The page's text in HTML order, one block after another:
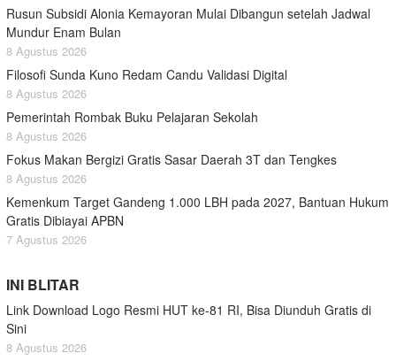
Rusun Subsidi Alonia Kemayoran Mulai Dibangun setelah Jadwal
Mundur Enam Bulan
8 Agustus 2026
Filosofi Sunda Kuno Redam Candu Validasi Digital
8 Agustus 2026
Pemerintah Rombak Buku Pelajaran Sekolah
8 Agustus 2026
Fokus Makan Bergizi Gratis Sasar Daerah 3T dan Tengkes
8 Agustus 2026
Kemenkum Target Gandeng 1.000 LBH pada 2027, Bantuan Hukum
Gratis Dibiayai APBN
7 Agustus 2026
INI BLITAR
Link Download Logo Resmi HUT ke-81 RI, Bisa Diunduh Gratis di
Sini
8 Agustus 2026